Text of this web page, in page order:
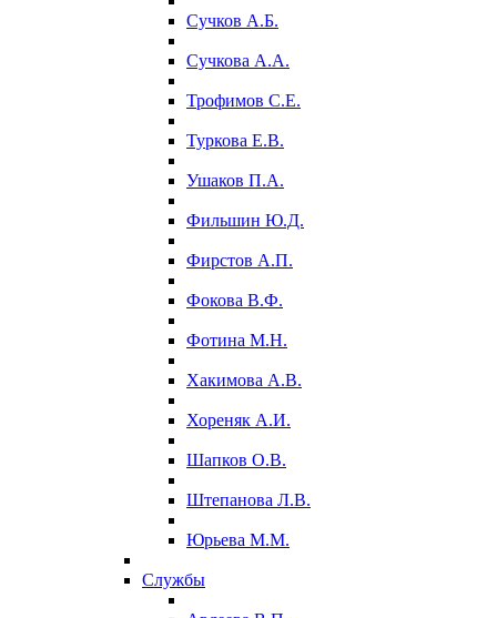
Сучков А.Б.
Сучкова А.А.
Трофимов С.Е.
Туркова Е.В.
Ушаков П.А.
Фильшин Ю.Д.
Фирстов А.П.
Фокова В.Ф.
Фотина М.Н.
Хакимова А.В.
Хореняк А.И.
Шапков О.В.
Штепанова Л.В.
Юрьева М.М.
Службы